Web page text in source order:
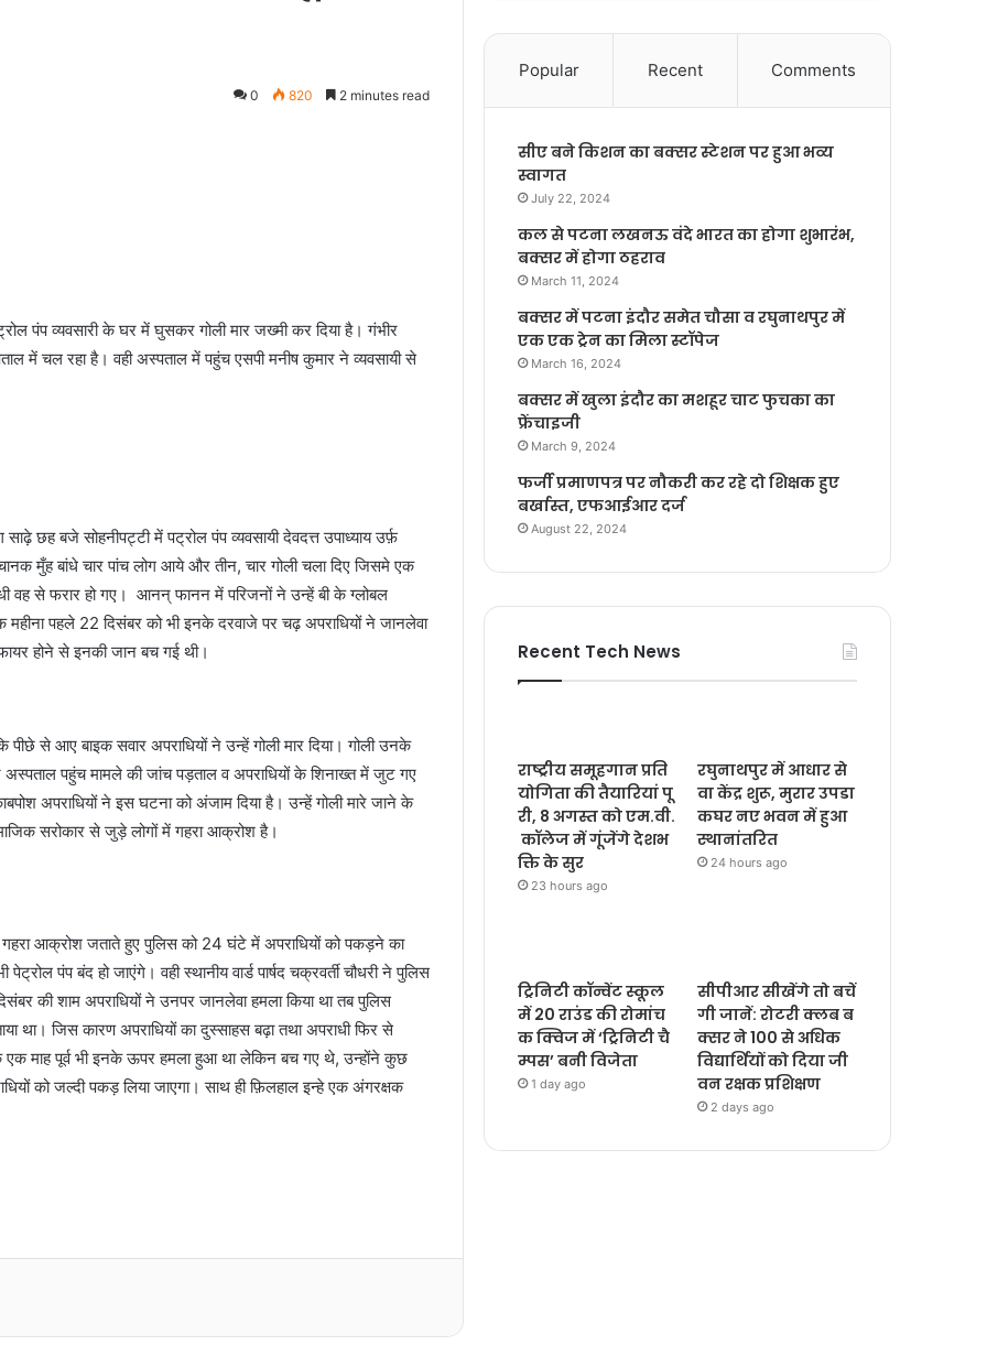
0 820 2 minutes read
पंप व्यवसारी के घर में घुसकर गोली मार जख्मी कर दिया है। गंभीर
में चल रहा है। वही अस्पताल में पहुंच एसपी मनीष कुमार ने व्यवसायी से
छह बजे सोहनीपट्टी में पट्रोल पंप व्यवसायी देवदत्त उपाध्याय उर्फ़
मुँह बांधे चार पांच लोग आये और तीन, चार गोली चला दिए जिसमे एक
वह से फरार हो गए। आनन् फानन में परिजनों ने उन्हें बी के ग्लोबल
पहले 22 दिसंबर को भी इनके दरवाजे पर चढ़ अपराधियों ने जानलेवा
होने से इनकी जान बच गई थी।
से आए बाइक सवार अपराधियों ने उन्हें गोली मार दिया। गोली उनके
पहुंच मामले की जांच पड़ताल व अपराधियों के शिनाख्त में जुट गए
अपराधियों ने इस घटना को अंजाम दिया है। उन्हें गोली मारे जाने के
सरोकार से जुड़े लोगों में गहरा आक्रोश है।
आक्रोश जताते हुए पुलिस को 24 घंटे में अपराधियों को पकड़ने का
पंप बंद हो जाएंगे। वही स्थानीय वार्ड पार्षद चक्रवर्ती चौधरी ने पुलिस
की शाम अपराधियों ने उनपर जानलेवा हमला किया था तब पुलिस
था। जिस कारण अपराधियों का दुस्साहस बढ़ा तथा अपराधी फिर से
माह पूर्व भी इनके ऊपर हमला हुआ था लेकिन बच गए थे, उन्होंने कुछ
को जल्दी पकड़ लिया जाएगा। साथ ही फ़िलहाल इन्हे एक अंगरक्षक
Popular Recent Comments
सीए बने किशन का बक्सर स्टेशन पर हुआ भव्य
स्वागत
July 22, 2024
कल से पटना लखनऊ वंदे भारत का होगा शुभारंभ,
बक्सर में होगा ठहराव
March 11, 2024
बक्सर में पटना इंदौर समेत चौसा व रघुनाथपुर में
एक एक ट्रेन का मिला स्टॉपेज
March 16, 2024
बक्सर में खुला इंदौर का मशहूर चाट फुचका का
फ्रेंचाइजी
March 9, 2024
फर्जी प्रमाणपत्र पर नौकरी कर रहे दो शिक्षक हुए
बर्खास्त, एफआईआर दर्ज
August 22, 2024
Recent Tech News
राष्ट्रीय समूहगान प्रति
योगिता की तैयारियां पू
री, 8 अगस्त को एम.वी.
कॉलेज में गूंजेंगे देशभ
क्ति के सुर
23 hours ago
रघुनाथपुर में आधार से
वा केंद्र शुरू, मुरार उपडा
कघर नए भवन में हुआ
स्थानांतरित
24 hours ago
ट्रिनिटी कॉन्वेंट स्कूल
में 20 राउंड की रोमांच
क क्विज में ‘ट्रिनिटी चै
म्पस’ बनी विजेता
1 day ago
सीपीआर सीखेंगे तो बचें
गी जानें: रोटरी क्लब ब
क्सर ने 100 से अधिक
विद्यार्थियों को दिया जी
वन रक्षक प्रशिक्षण
2 days ago